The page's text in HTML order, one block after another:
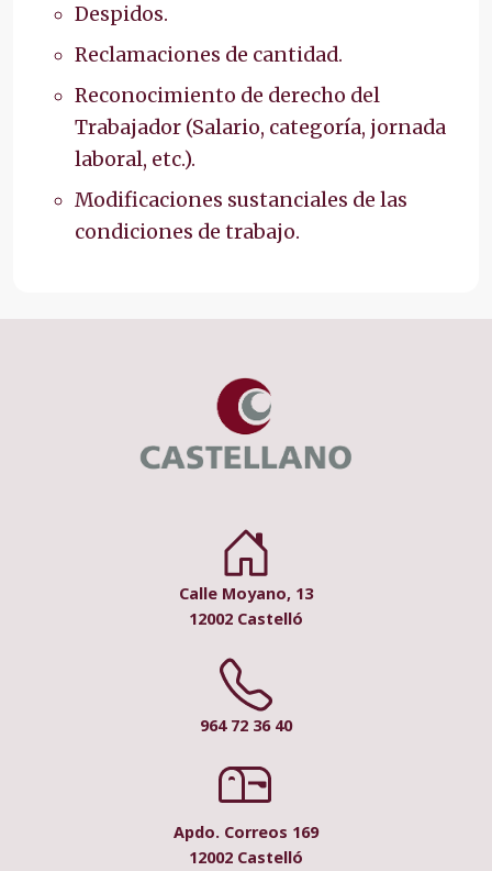
Despidos.
Reclamaciones de cantidad.
Reconocimiento de derecho del
Trabajador (Salario, categoría, jornada
laboral, etc.).
Modificaciones sustanciales de las
condiciones de trabajo.
Calle Moyano, 13
12002 Castelló
964 72 36 40
Apdo. Correos 169
12002 Castelló